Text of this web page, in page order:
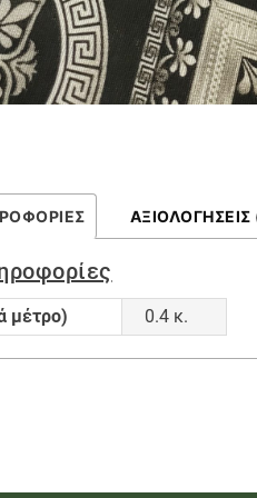
ΑΞΙΟΛΟΓΉΣΕΙΣ
μέτρο) 0.4 κ.